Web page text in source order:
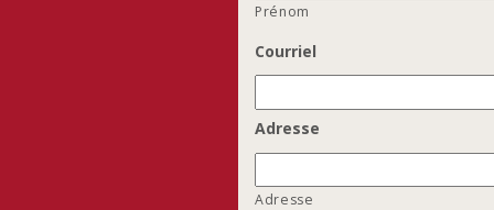
Prénom
Courriel
Adresse
Adresse